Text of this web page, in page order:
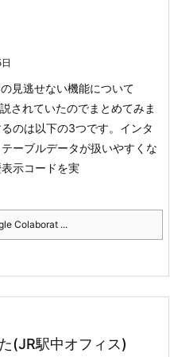
見逃せない機能について
されていたのでまとめてみま
のは以下の3つです。 インタ
ーブルデータが扱いやすくな
示コードを実
Colaborat ...
(JR駅中オフィス)